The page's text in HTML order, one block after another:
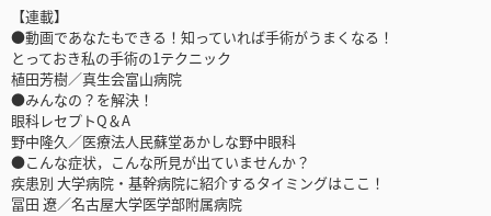
【連載】
●動画であなたもできる！知っていれば手術がうまくなる！
とっておき私の手術の1テクニック
植田芳樹／真生会富山病院
●みんなの？を解決！
眼科レセプトQ＆A
野中隆久／医療法人民蘇堂あかしな野中眼科
●こんな症状，こんな所見が出ていませんか？
疾患別 大学病院・基幹病院に紹介するタイミングはここ！
冨田 遼／名古屋大学医学部附属病院